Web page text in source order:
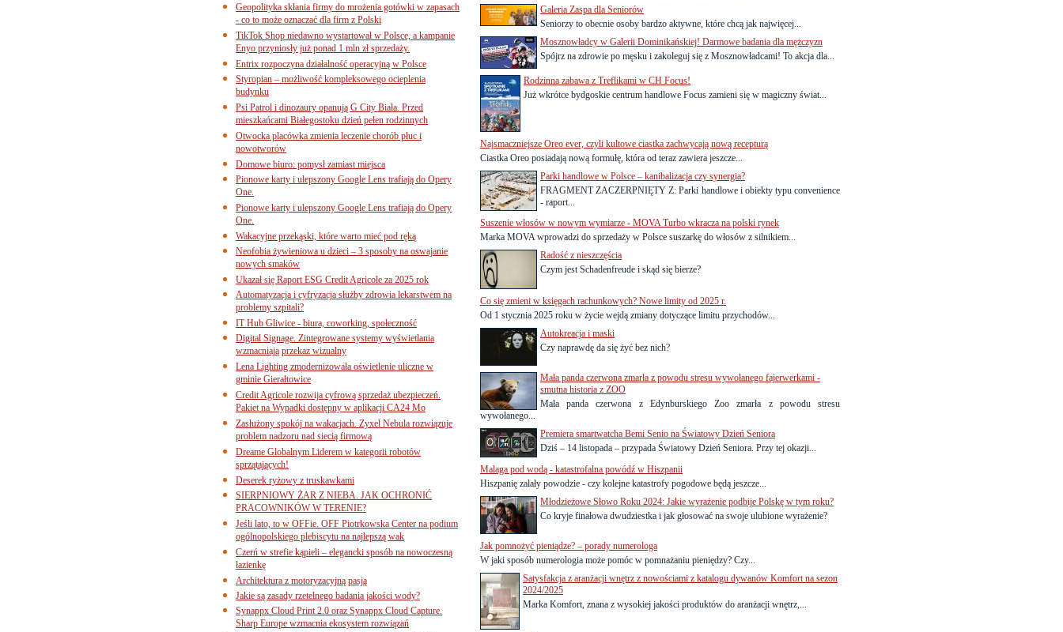
Galeria Zaspa dla Seniorów
Seniorzy to obecnie osoby bardzo aktywne, które chcą jak najwięcej...
Mosznowładcy w Galerii Dominikańskiej! Darmowe badania dla mężczyzn
Spójrz na zdrowie po męsku i zakoleguj się z Mosznowładcami! To akcja dla...
Rodzinna zabawa z Treflikami w CH Focus!
Już wkrótce bydgoskie centrum handlowe Focus zamieni się w magiczny świat...
Najsmaczniejsze Oreo ever, czyli kultowe ciastka zachwycają nową recepturą
Ciastka Oreo posiadają nową formułę, która od teraz zawiera jeszcze...
Parki handlowe w Polsce – kanibalizacja czy synergia?
FRAGMENT ZACZERPNIĘTY Z: Parki handlowe i obiekty typu convenience
- raport...
Suszenie włosów w nowym wymiarze - MOVA Turbo wkracza na polski rynek
Marka MOVA wprowadzi do sprzedaży w Polsce suszarkę do włosów z silnikiem...
Radość z nieszczęścia
Czym jest Schadenfreude i skąd się bierze?
Co się zmieni w księgach rachunkowych? Nowe limity od 2025 r.
Od 1 stycznia 2025 roku w życie wejdą zmiany dotyczące limitu przychodów...
Autokreacja i maski
Czy naprawdę da się żyć bez nich?
Mała panda czerwona zmarła z powodu stresu wywołanego fajerwerkami -
smutna historia z ZOO
Mała panda czerwona z Edynburskiego Zoo zmarła z powodu stresu
wywołanego...
Premiera smartwatcha Bemi Senio na Światowy Dzień Seniora
Dziś – 14 listopada – przypada Światowy Dzień Seniora. Przy tej okazji...
Malaga pod wodą - katastrofalna powódź w Hiszpanii
Hiszpanię zalały powodzie - czy kolejne katastrofy pogodowe będą jeszcze...
Młodzieżowe Słowo Roku 2024: Jakie wyrażenie podbije Polskę w tym roku?
Co kryje finałowa dwudziestka i jak głosować na swoje ulubione wyrażenie?
Jak pomnożyć pieniądze? – porady numerologa
W jaki sposób numerologia może pomóc w pomnażaniu pieniędzy? Czy...
Satysfakcja z aranżacji wnętrz z nowościami z katalogu dywanów Komfort na sezon
2024/2025
Marka Komfort, znana z wysokiej jakości produktów do aranżacji wnętrz,...
Geopolityka skłania firmy do mrożenia gotówki w zapasach
- co to może oznaczać dla firm z Polski
TikTok Shop niedawno wystartował w Polsce, a kampanie
Enyo przyniosły już ponad 1 mln zł sprzedaży.
Entrix rozpoczyna działalność operacyjną w Polsce
Styropian – możliwość kompleksowego ocieplenia
budynku
Psi Patrol i dinozaury opanują G City Biała. Przed
mieszkańcami Białegostoku dzień pełen rodzinnych
Otwocka placówka zmienia leczenie chorób płuc i
nowotworów
Domowe biuro: pomysł zamiast miejsca
Pionowe karty i ulepszony Google Lens trafiają do Opery
One.
Pionowe karty i ulepszony Google Lens trafiają do Opery
One.
Wakacyjne przekąski, które warto mieć pod ręką
Neofobia żywieniowa u dzieci – 3 sposoby na oswajanie
nowych smaków
Ukazał się Raport ESG Credit Agricole za 2025 rok
Automatyzacja i cyfryzacja służby zdrowia lekarstwem na
problemy szpitali?
IT Hub Gliwice - biura, coworking, społeczność
Digital Signage. Zintegrowane systemy wyświetlania
wzmacniają przekaz wizualny
Lena Lighting zmodernizowała oświetlenie uliczne w
gminie Gierałtowice
Credit Agricole rozwija cyfrową sprzedaż ubezpieczeń.
Pakiet na Wypadki dostępny w aplikacji CA24 Mo
Zasłużony spokój na wakacjach. Zyxel Nebula rozwiązuje
problem nadzoru nad siecią firmową
Dreame Globalnym Liderem w kategorii robotów
sprzątających!
Deserek ryżowy z truskawkami
SIERPNIOWY ŻAR Z NIEBA. JAK OCHRONIĆ
PRACOWNIKÓW W TERENIE?
Jeśli lato, to w OFFie. OFF Piotrkowska Center na podium
ogólnopolskiego plebiscytu na najlepszą wak
Czerń w strefie kąpieli – elegancki sposób na nowoczesną
łazienkę
Architektura z motoryzacyjną pasją
Jakie są zasady rzetelnego badania jakości wody?
Synappx Cloud Print 2.0 oraz Synappx Cloud Capture.
Sharp Europe wzmacnia ekosystem rozwiązań